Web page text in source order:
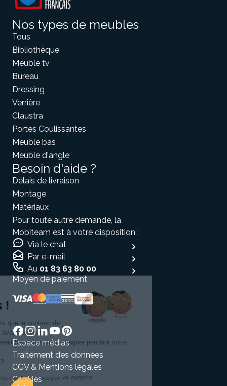
Nos types de meubles
Tous
Bibliothèque
Meuble tv
Bureau
Dressing
Verrière
Claustra
Portes Coulissantes
Meuble bas
Meuble d'angle
Besoin d'aide ?
Délais de livraison
Montage
Matériaux
Pour toute autre demande, la
Mobiteam est à votre disposition :
Via le chat
Par e-mail
Au 01 83 63 80 00
Moyen de paiement
Espace médias
Traitement des données
CGV & Mentions légales
Cookies
Salut c'est nous...
les Cookies !
On a attendu d'être sûrs que le contenu de
ce site vous intéresse avant de vous
déranger, mais on aimerait bien vous accompagner pendant votre
visite...
Consentements certifiés par